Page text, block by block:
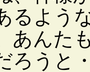
るよう
あんた
ろうと